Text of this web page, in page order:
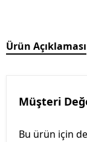
Ürün Açıklaması
Müşteri
Bu ürün için